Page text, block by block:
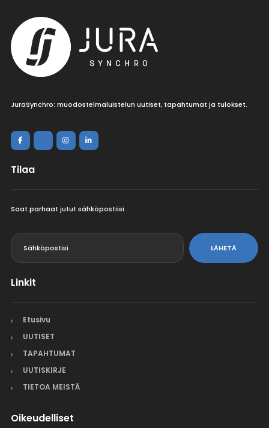
JuraSynchro: muodostelmaluistelun uutiset, tapahtumat ja tulokset.
Tilaa
Saat parhaat jutut sähköpostiisi.
LÄHETÄ
Linkit
Etusivu
UUTISET
TAPAHTUMAT
UUTISKIRJE
TIETOA MEISTÄ
Oikeudelliset